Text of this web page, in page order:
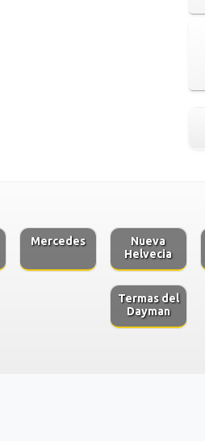
Mercedes
Nueva
Helvecia
Termas del
Dayman